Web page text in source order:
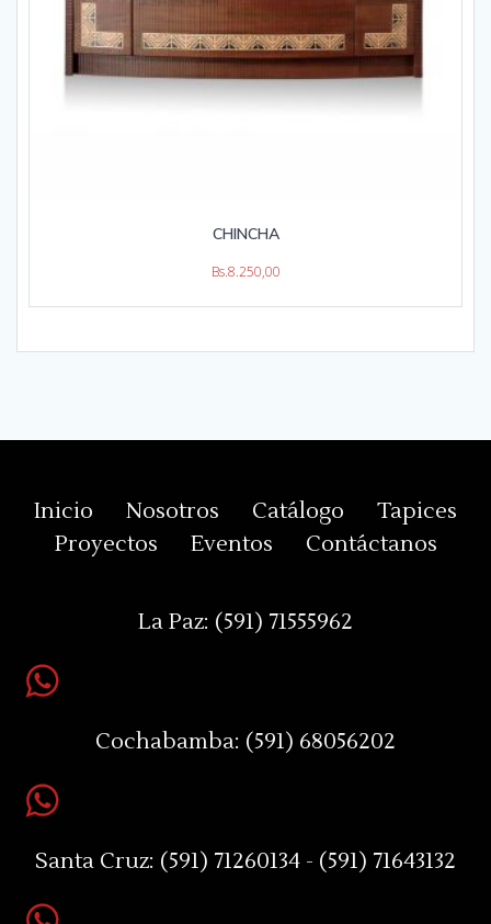
CHINCHA
Bs.8.250,00
Inicio Nosotros Catálogo
Tapices
Proyectos
Eventos Contáctanos
La Paz: (591) 71555962
Cochabamba: (591) 68056202
Santa Cruz: (591) 71260134 - (591) 71643132